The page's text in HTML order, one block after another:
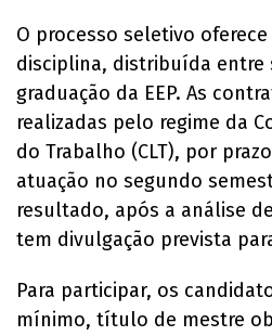
O processo seletivo
disciplina, distribuída entre
graduação da EEP. As
realizadas pelo regime da
do Trabalho (CLT), por
atuação no segundo
resultado, após a análise
tem divulgação prevista
Para participar, os
mínimo, título de mestre